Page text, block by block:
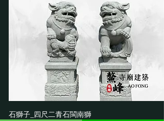
彰。
彌勒佛尺寸：88*88*106cm
石獅子_四尺二青石閩南獅